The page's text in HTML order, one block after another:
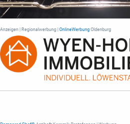
Anzeigen | Regionalwerbung | OnlineWerbung Oldenburg